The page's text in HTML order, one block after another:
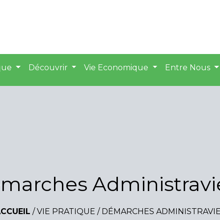
Découvrir Vie Economique Entre Nous
/ VIE PRATIQUE / DÉMARCHES